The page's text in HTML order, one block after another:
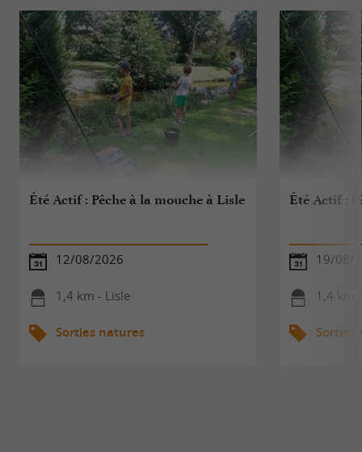
Été Actif : Pêche à la mouche à Lisle
12/08/2026
1,4 km - Lisle
Sorties natures
Été Actif :
19/08/
1,4 km
Sorties